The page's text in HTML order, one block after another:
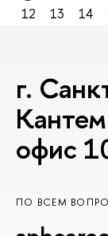
12
13 14
г.
офис
ПО ВСЕМ